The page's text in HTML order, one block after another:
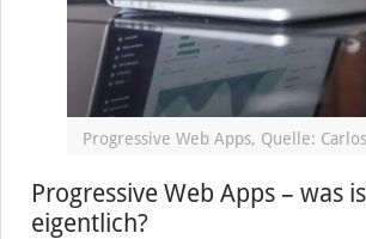
Progressive Web Apps, Quelle:
Progressive Web Apps – was
eigentlich?